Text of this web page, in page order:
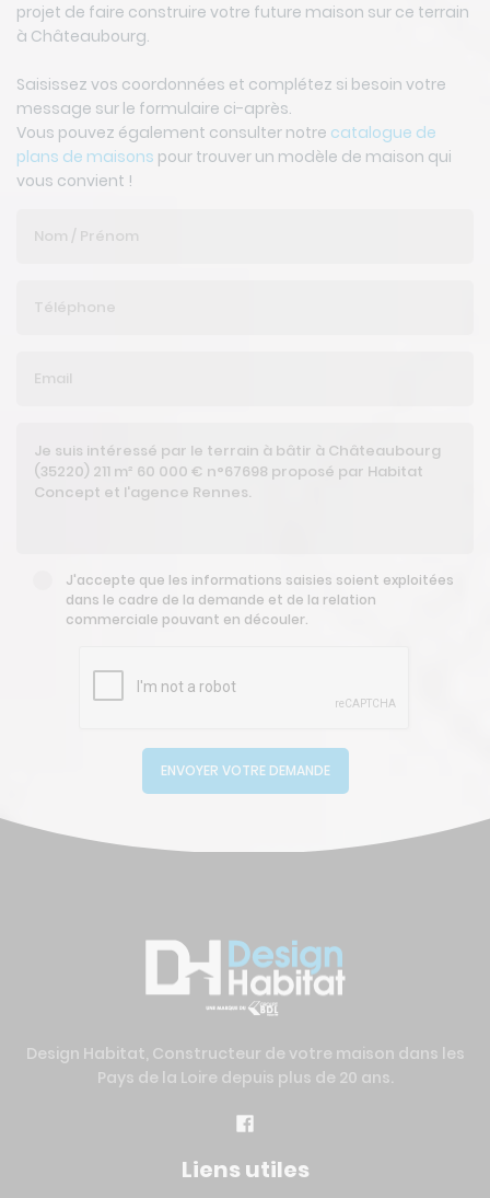
projet de faire construire votre future maison sur ce terrain
à Châteaubourg.
Saisissez vos coordonnées et complétez si besoin votre
message sur le formulaire ci-après.
Vous pouvez également consulter notre catalogue de
plans de maisons pour trouver un modèle de maison qui
vous convient !
J'accepte que les informations saisies soient exploitées
dans le cadre de la demande et de la relation
commerciale pouvant en découler.
ENVOYER VOTRE DEMANDE
Design Habitat, Constructeur de votre maison dans les
Pays de la Loire depuis plus de 20 ans.
Liens utiles